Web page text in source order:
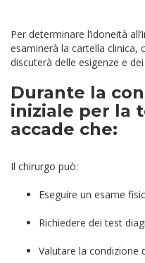
Per determinare l’idoneità
esaminerà la cartella clinica,
discuterà delle esigenze e
Durante la
iniziale per la
accade che:
Il chirurgo può:
Eseguire un esame
Richiedere dei test
Valutare la condizione